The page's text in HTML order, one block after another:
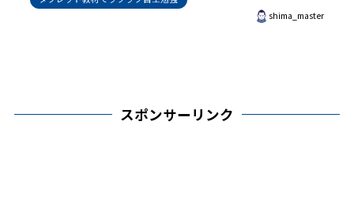
shima_master
スポンサーリンク